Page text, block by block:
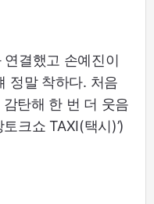
결했고 손예진이
정말 착하다. 처음
탄해 한 번 더 웃음
크쇼 TAXI(택시)’)